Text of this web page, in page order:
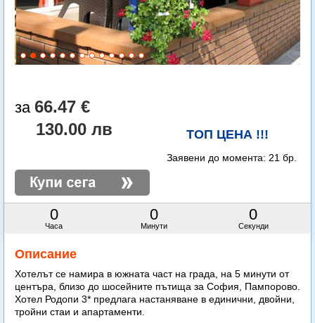
66.47 €
130.00 лв
ТОП ЦЕНА !!!
0
Часа
0
Минути
0
Секунди
Заявени до момента: 21 бр.
Описание
Хотелът се намира в южната част на града, на 5 минути от
центъра, близо до шосейните пътища за София, Пампорово.
Хотел Родопи 3* предлага настаняване в единични, двойни,
тройни стаи и апартаменти.